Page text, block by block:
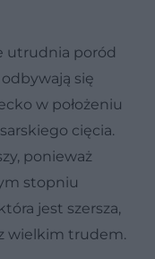
utrudnia poród
się
w położeniu
cięcia.
ponieważ
stopniu
jest szersza,
wielkim trudem.